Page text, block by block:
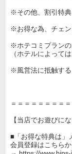
※その他、割引特
※お得な為、チェン
※ホテコミプランの
（ホテルによって
※風営法に抵触する
＝＝＝＝＝＝＝＝
【当店でお遊びに
■「お得な特典は」
会員登録はこちらか